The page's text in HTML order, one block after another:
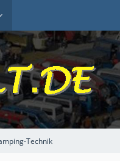
Technik